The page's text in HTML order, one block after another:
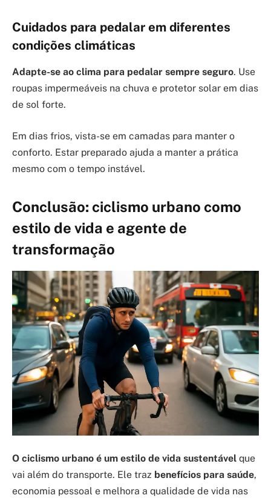
Cuidados para pedalar em diferentes
condições climáticas
Adapte-se ao clima para pedalar sempre seguro. Use
roupas impermeáveis na chuva e protetor solar em dias
de sol forte.
Em dias frios, vista-se em camadas para manter o
conforto. Estar preparado ajuda a manter a prática
mesmo com o tempo instável.
Conclusão: ciclismo urbano como
estilo de vida e agente de
transformação
O ciclismo urbano é um estilo de vida sustentável que
vai além do transporte. Ele traz benefícios para saúde,
economia pessoal e melhora a qualidade de vida nas